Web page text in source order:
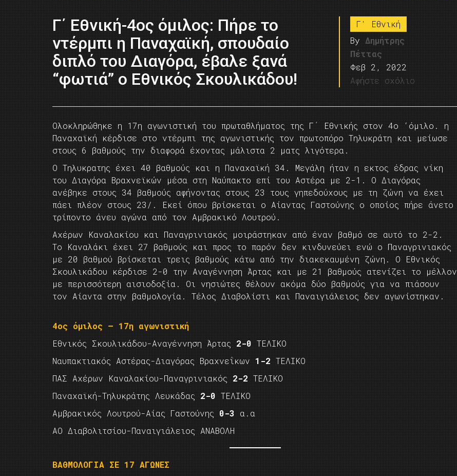
Γ΄ Εθνική-4ος όμιλος: Πήρε το
ντέρμπι η Παναχαϊκή, σπουδαίο
διπλό του Διαγόρα, έβαλε ξανά
“φωτιά” ο Εθνικός Σκουλικάδου!
Γ' Εθνική
By Δημήτρης
Πέττας
Φεβ 2, 2022
Αφήστε σχόλιο
Ολοκληρώθηκε η 17η αγωνιστική του πρωταθλήματος της Γ΄ Εθνικής στον 4ο ‘όμιλο. η
Παναχαϊκή κέρδισε στο ντέρμπι της αγωνιστικής τον πρωτοπόρο Τηλυκράτη και μείωσε
στους 6 βαθμούς την διαφορά έχοντας μάλιστα 2 ματς λιγότερα.
Ο Τηλυκρατης έχει 40 βαθμούς και η Παναχαϊκή 34. Μεγάλη ήταν η εκτος έδρας νίκη
του Διαγόρα Βραχνεϊκών μέσα στη Ναύπακτο επί του Αστέρα με 2-1. Ο Διαγόρας
ανέβηκε στους 34 βαθμούς αφήνοντας στους 23 τους γηπεδούχους με τη ζώνη να έχει
πάει πλέον στους 23/. Εκεί όπου βρίσκεται ο Αίαντας Γαστούνης ο οποίος πήρε άνετο
τρίποντο άνευ αγώνα από τον Αμβρακικό Λουτρού.
Αχέρων Καναλακίου και Παναγρινιακός μοιράστηκαν από έναν βαθμό σε αυτό το 2-2.
Το Καναλάκι έχει 27 βαθμούς και προς το παρόν δεν κινδυνεύει ενώ ο Παναγρινιακός
με 20 βαθμού βρίσκεται τρεις βαθμούς κάτω από την διακεκαυμένη ζώνη. Ο Εθνικός
Σκουλικάδου κέρδισε 2-0 την Αναγέννηση Άρτας και με 21 βαθμούς ατενίζει το μέλλον
με περισσότερη αισιοδοξία. Οι νησιώτες θέλουν ακόμα δύο βαθμούς για να πιάσουν
τον Αίαντα στην βαθμολογία. Τέλος Διαβολίστι και Παναιγιάλειος δεν αγωνίστηκαν.
4ος όμιλος – 17η αγωνιστική
Εθνικός Σκουλικάδου-Αναγέννηση Άρτας 2-0 ΤΕΛΙΚΟ
Ναυπακτιακός Αστέρας-Διαγόρας Βραχνεΐκων 1-2 ΤΕΛΙΚΟ
ΠΑΣ Αχέρων Καναλακίου-Παναγρινιακός 2-2 ΤΕΛΙΚΟ
Παναχαϊκή-Τηλυκράτης Λευκάδας 2-0 ΤΕΛΙΚΟ
Αμβρακικός Λουτρού-Αίας Γαστούνης 0-3 α.α
ΑΟ Διαβολιτσίου-Παναιγιάλειος ΑΝΑΒΟΛΗ
ΒΑΘΜΟΛΟΓΙΑ ΣΕ 17 ΑΓΩΝΕΣ